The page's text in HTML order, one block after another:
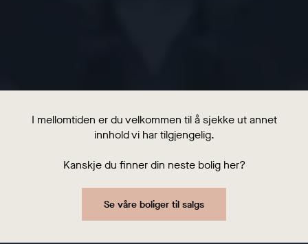
I mellomtiden er du velkommen til å sjekke ut annet
innhold vi har tilgjengelig.
Kanskje du finner din neste bolig her?
Se våre boliger til salgs